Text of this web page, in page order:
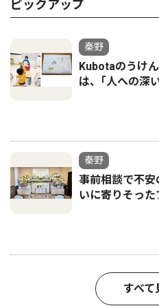
ピックアップ
秦野
Kubotaのうけ
は、｢人への深
秦野
事前相談で不
いに寄りそっ
すべて